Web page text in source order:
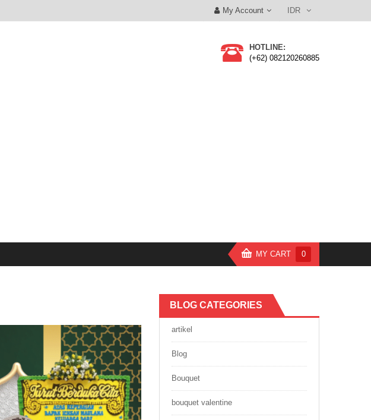
IDR
My Account
HOTLINE:
(+62) 082120260885
MY CART 0
BLOG CATEGORIES
artikel
Blog
Bouquet
bouquet valentine